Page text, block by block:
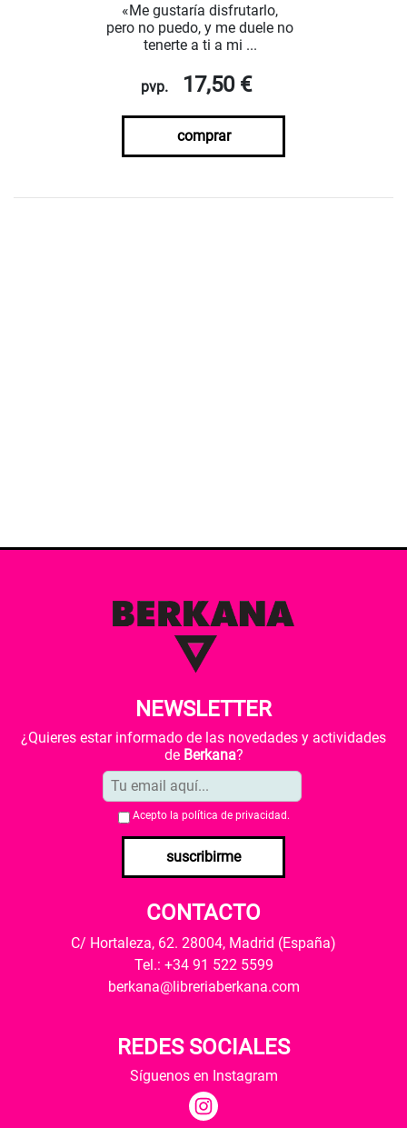
«Me gustaría disfrutarlo,
pero no puedo, y me duele no
tenerte a ti a mi ...
pvp. 17,50 €
comprar
NEWSLETTER
¿Quieres estar informado de las novedades y actividades
de Berkana?
Acepto la política de privacidad .
suscribirme
CONTACTO
C/ Hortaleza, 62. 28004, Madrid (España)
Tel.: +34 91 522 5599
berkana@libreriaberkana.com
REDES SOCIALES
Síguenos en Instagram